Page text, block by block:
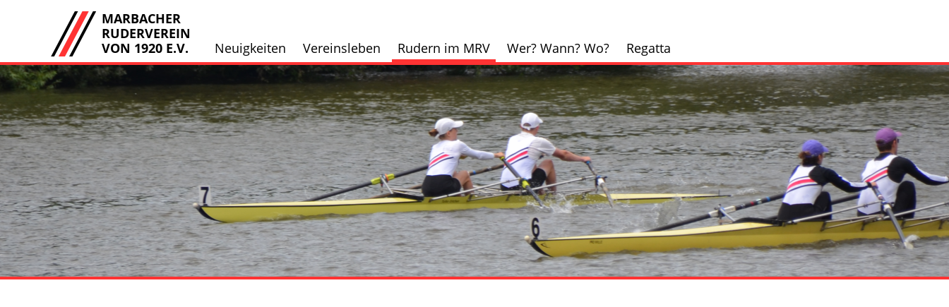
MARBACHER
RUDERVEREIN
VON 1920 E.V.
Neuigkeiten Vereinsleben Rudern im MRV Wer? Wann? Wo? Regatta